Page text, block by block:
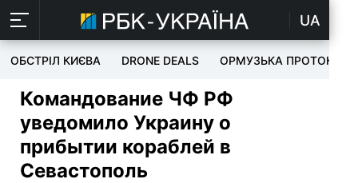
UA
ОБСТРІЛ КИЄВА DRONE DEALS ОРМУЗЬКА ПРОТОКА
Командование ЧФ РФ
уведомило Украину о
прибытии кораблей в
Севастополь